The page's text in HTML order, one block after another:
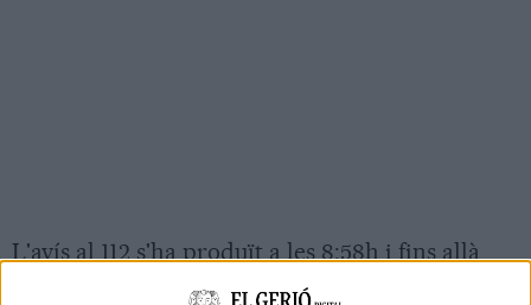
L'avís al 112 s'ha produït a les 8:58h i fins allà
s'hi ha desplaçat una dotació terrestre dels